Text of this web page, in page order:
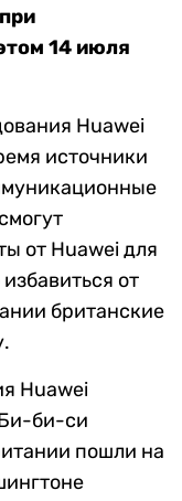
14 июля
Huawei
источники
от Huawei для
от
британские
Huawei
би-си
пошли на